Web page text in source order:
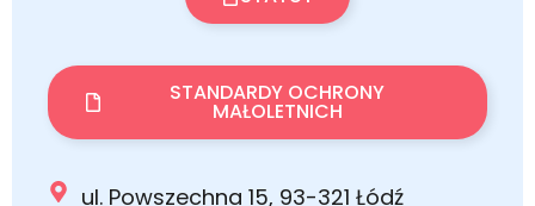
STANDARDY OCHRONY
MAŁOLETNICH
ul. Powszechna 15, 93-321 Łódź